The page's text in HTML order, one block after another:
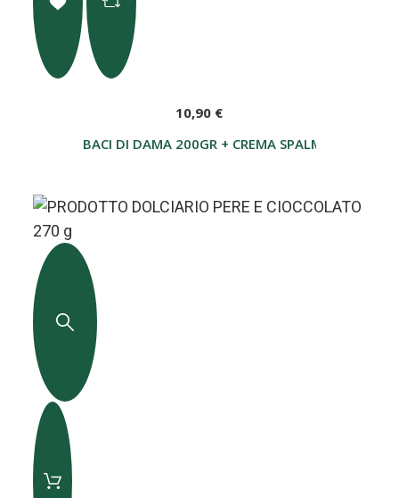
BACI DI DAMA 200GR + CREMA SPALMABILE ALLE
10,90 €